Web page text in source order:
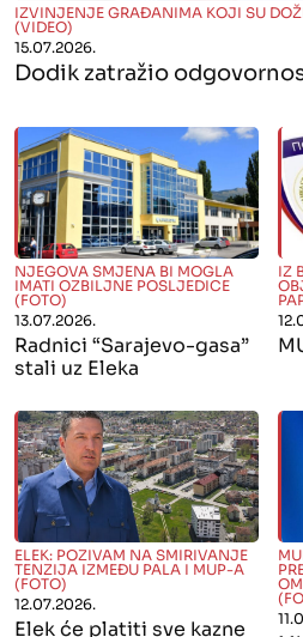
" alt="">
IZVINJENJE GRAĐANIMA KOJI SU
(VIDEO)
15.07.2026.
Dodik zatražio
" alt="">
NJEGOVA SMJENA BI MOGLA
IMATI OZBILJNE POSLJEDICE
(FOTO)
13.07.2026.
Radnici “Sarajevo-gasa”
stali uz Eleka
"
IZ
" alt="">
ELEK: POZIVAM NA SMIRIVANJE
TENZIJA IZMEĐU PALA I MUP-A
(FOTO)
12.07.2026.
Elek će platiti sve kazne
"